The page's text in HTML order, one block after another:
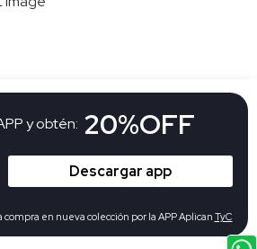
y obtén: 20%OFF
Descargar app
en nueva colección por la APP Aplican TyC